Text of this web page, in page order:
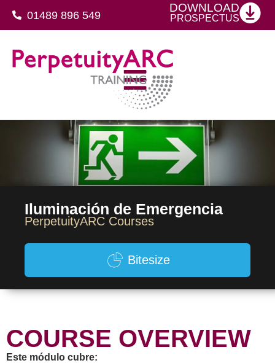
01489 896 549
DOWNLOAD
PROSPECTUS
Iluminación de Emergencia
PerpetuityARC Courses
Bitesize
COURSE OVERVIEW
Este módulo cubre: